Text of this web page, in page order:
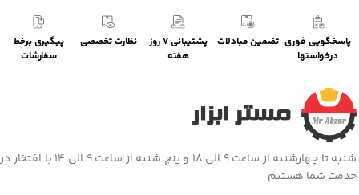
پاسخگویی فوری
درخواستها
تضمین مبادلات
پشتیبانی 7 روز
هفته
نظارت تخصصی
پیگیری برخط
سفارشات
شنبه تا چهارشنبه از ساعت 9 الی 18 و پنج شنبه از ساعت 9 الی 14 با افتخار در
خدمت شما هستیم